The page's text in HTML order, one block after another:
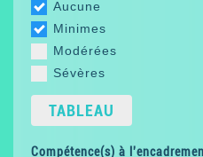
Aucune
Minimes
Modérées
Sévères
TABLEAU
Compétence(s) à